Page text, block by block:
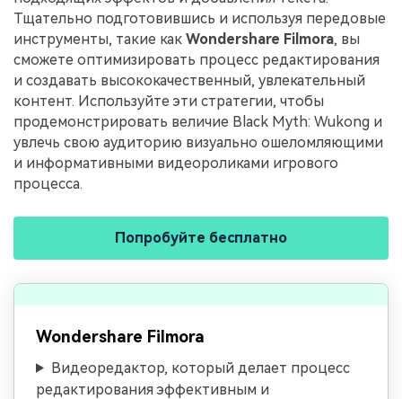
Тщательно подготовившись и используя передовые
инструменты, такие как Wondershare Filmora, вы
сможете оптимизировать процесс редактирования
и создавать высококачественный, увлекательный
контент. Используйте эти стратегии, чтобы
продемонстрировать величие Black Myth: Wukong и
увлечь свою аудиторию визуально ошеломляющими
и информативными видеороликами игрового
процесса.
Попробуйте бесплатно
Wondershare Filmora
Видеоредактор, который делает процесс
редактирования эффективным и